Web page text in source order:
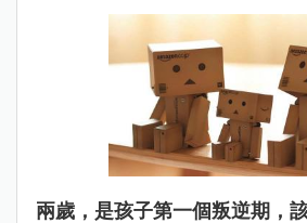
兩歲，是孩子第一個叛逆期，